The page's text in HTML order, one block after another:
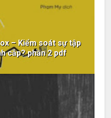
– Kiểm soát sự tập
cắp? phần 2 pdf